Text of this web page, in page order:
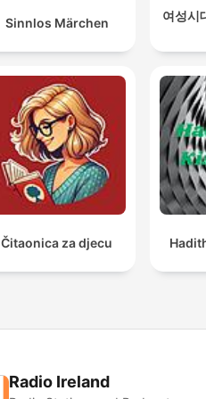
Sinnlos Märchen
여성시
Čitaonica za djecu
Radio Ireland